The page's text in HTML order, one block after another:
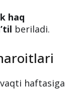
bepul
haq
beriladi.